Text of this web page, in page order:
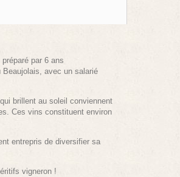
par 6 ans
avec un salarié
brillent au soleil conviennent
Ces vins constituent environ
entrepris de diversifier sa
vigneron !